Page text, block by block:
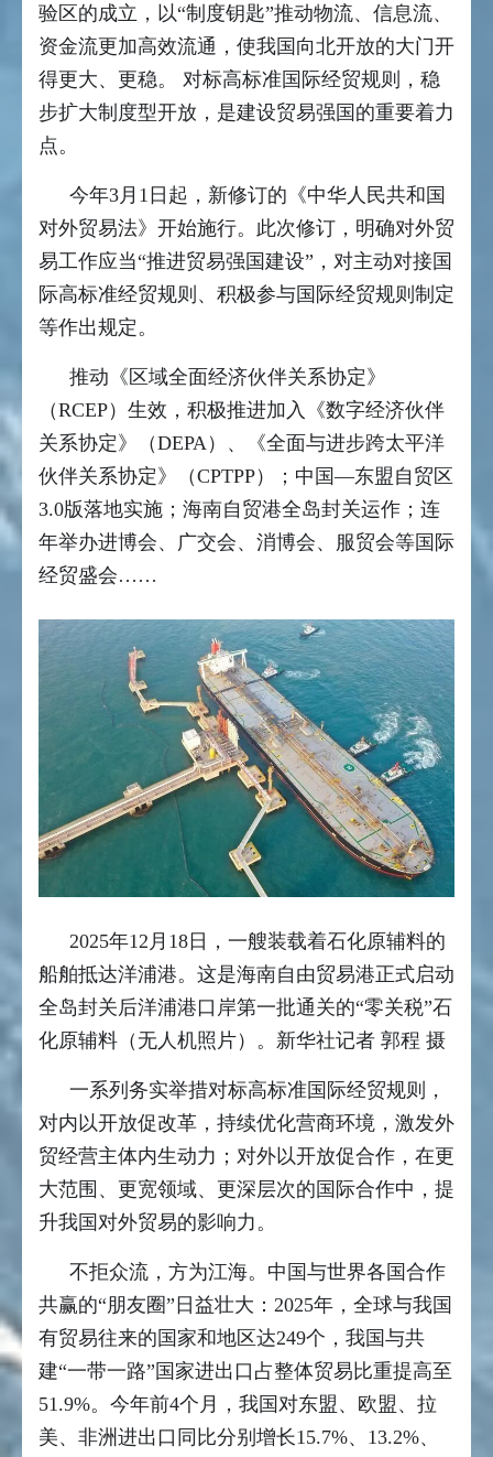
验区的成立，以“制度钥匙”推动物流、信息流、
资金流更加高效流通，使我国向北开放的大门开
得更大、更稳。 对标高标准国际经贸规则，稳
步扩大制度型开放，是建设贸易强国的重要着力
点。
今年3月1日起，新修订的《中华人民共和国
对外贸易法》开始施行。此次修订，明确对外贸
易工作应当“推进贸易强国建设”，对主动对接国
际高标准经贸规则、积极参与国际经贸规则制定
等作出规定。
推动《区域全面经济伙伴关系协定》
（RCEP）生效，积极推进加入《数字经济伙伴
关系协定》（DEPA）、《全面与进步跨太平洋
伙伴关系协定》（CPTPP）；中国—东盟自贸区
3.0版落地实施；海南自贸港全岛封关运作；连
年举办进博会、广交会、消博会、服贸会等国际
经贸盛会……
2025年12月18日，一艘装载着石化原辅料的
船舶抵达洋浦港。这是海南自由贸易港正式启动
全岛封关后洋浦港口岸第一批通关的“零关税”石
化原辅料（无人机照片）。新华社记者 郭程 摄
一系列务实举措对标高标准国际经贸规则，
对内以开放促改革，持续优化营商环境，激发外
贸经营主体内生动力；对外以开放促合作，在更
大范围、更宽领域、更深层次的国际合作中，提
升我国对外贸易的影响力。
不拒众流，方为江海。中国与世界各国合作
共赢的“朋友圈”日益壮大：2025年，全球与我国
有贸易往来的国家和地区达249个，我国与共
建“一带一路”国家进出口占整体贸易比重提高至
51.9%。今年前4个月，我国对东盟、欧盟、拉
美、非洲进出口同比分别增长15.7%、13.2%、